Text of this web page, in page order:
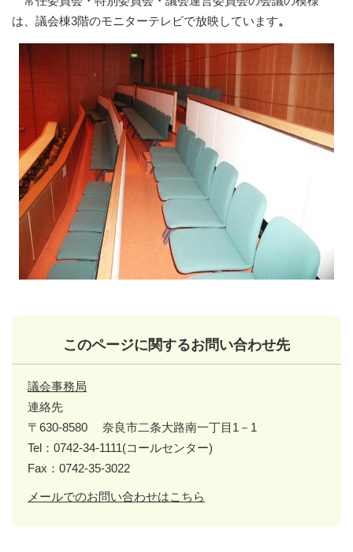
は、議会棟3階のモニターテレビで放映しています。
このページに関するお問い合わせ先
議会事務局
連絡先
〒630-8580
奈良市二条大路南一丁目1－1
Tel：0742-34-1111(コールセンター)
Fax：0742-35-3022
メールでのお問い合わせはこちら